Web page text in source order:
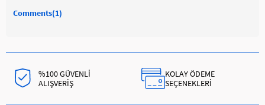
Comments(1)
%100 GÜVENLİ
ALIŞVERİŞ
KOLAY ÖDEME
SEÇENEKLERİ